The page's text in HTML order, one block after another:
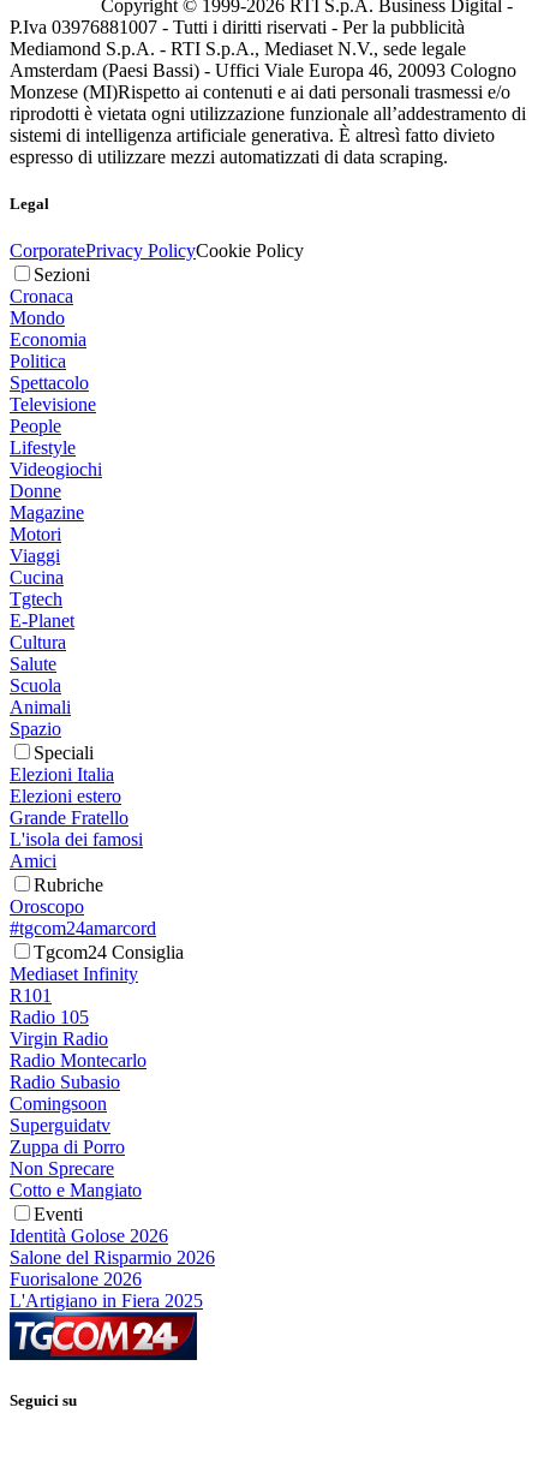
Copyright © 1999-2026 RTI S.p.A. Business Digital -
P.Iva 03976881007 - Tutti i diritti riservati - Per la pubblicità
Mediamond S.p.A. - RTI S.p.A., Mediaset N.V., sede legale
Amsterdam (Paesi Bassi) - Uffici Viale Europa 46, 20093 Cologno
Monzese (MI)Rispetto ai contenuti e ai dati personali trasmessi e/o
riprodotti è vietata ogni utilizzazione funzionale all’addestramento di
sistemi di intelligenza artificiale generativa. È altresì fatto divieto
espresso di utilizzare mezzi automatizzati di data scraping.
Legal
CorporatePrivacy PolicyCookie Policy
Sezioni
Cronaca
Mondo
Economia
Politica
Spettacolo
Televisione
People
Lifestyle
Videogiochi
Donne
Magazine
Motori
Viaggi
Cucina
Tgtech
E-Planet
Cultura
Salute
Scuola
Animali
Spazio
Speciali
Elezioni Italia
Elezioni estero
Grande Fratello
L'isola dei famosi
Amici
Rubriche
Oroscopo
#tgcom24amarcord
Tgcom24 Consiglia
Mediaset Infinity
R101
Radio 105
Virgin Radio
Radio Montecarlo
Radio Subasio
Comingsoon
Superguidatv
Zuppa di Porro
Non Sprecare
Cotto e Mangiato
Eventi
Identità Golose 2026
Salone del Risparmio 2026
Fuorisalone 2026
L'Artigiano in Fiera 2025
Seguici su